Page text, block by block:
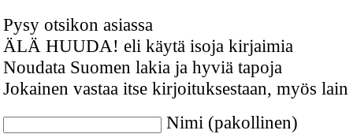
Pysy otsikon asiassa
ÄLÄ HUUDA! eli käytä isoja kirjaimia
Noudata Suomen lakia ja hyviä tapoja
Jokainen vastaa itse kirjoituksestaan, myös lain
Nimi (pakollinen)